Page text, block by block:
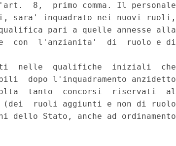
8,  primo comma. Il personale
sara' inquadrato nei nuovi ruoli,
pari a quelle annesse alla
con  l'anzianita'  di  ruolo e di
nelle  qualifiche  iniziali  che
dopo l'inquadramento anzidetto
tanto  concorsi  riservati  al
ruoli aggiunti e non di ruolo
dello Stato, anche ad ordinamento